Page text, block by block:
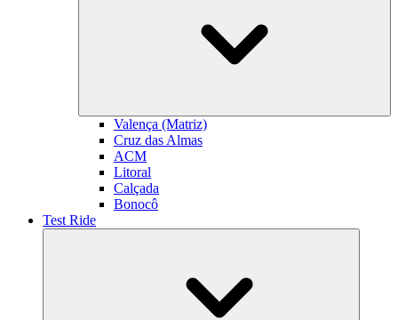
Valença (Matriz)
Cruz das Almas
ACM
Litoral
Calçada
Bonocô
Test Ride